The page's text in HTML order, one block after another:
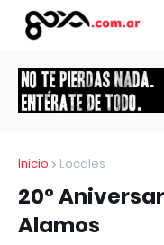
Inicio Locales
20°
Alamos